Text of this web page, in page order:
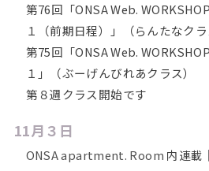
第76回「ONSA Web.
１（前期日程）」（らんたなクラ
第75回「ONSA Web.
１」（ぶーげんびれあクラス）
第８週クラス開始です
11月３日
ONSA apartment. Room 内連載